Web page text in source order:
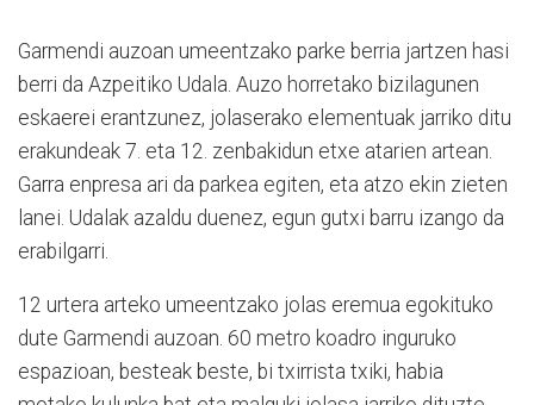
Garmendi auzoan umeentzako parke berria jartzen hasi
berri da Azpeitiko Udala. Auzo horretako bizilagunen
eskaerei erantzunez, jolaserako elementuak jarriko ditu
erakundeak 7. eta 12. zenbakidun etxe atarien artean.
Garra enpresa ari da parkea egiten, eta atzo ekin zieten
lanei. Udalak azaldu duenez, egun gutxi barru izango da
erabilgarri.
12 urtera arteko umeentzako jolas eremua egokituko
dute Garmendi auzoan. 60 metro koadro inguruko
espazioan, besteak beste, bi txirrista txiki, habia